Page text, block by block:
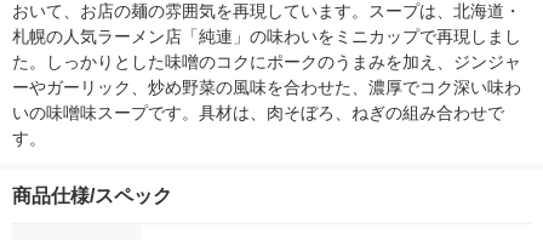
おいて、お店の麺の雰囲気を再現しています。スープは、北海道・
札幌の人気ラーメン店「純連」の味わいをミニカップで再現しまし
た。しっかりとした味噌のコクにポークのうまみを加え、ジンジャ
ーやガーリック、炒め野菜の風味を合わせた、濃厚でコク深い味わ
いの味噌味スープです。具材は、肉そぼろ、ねぎの組み合わせで
す。
商品仕様/スペック